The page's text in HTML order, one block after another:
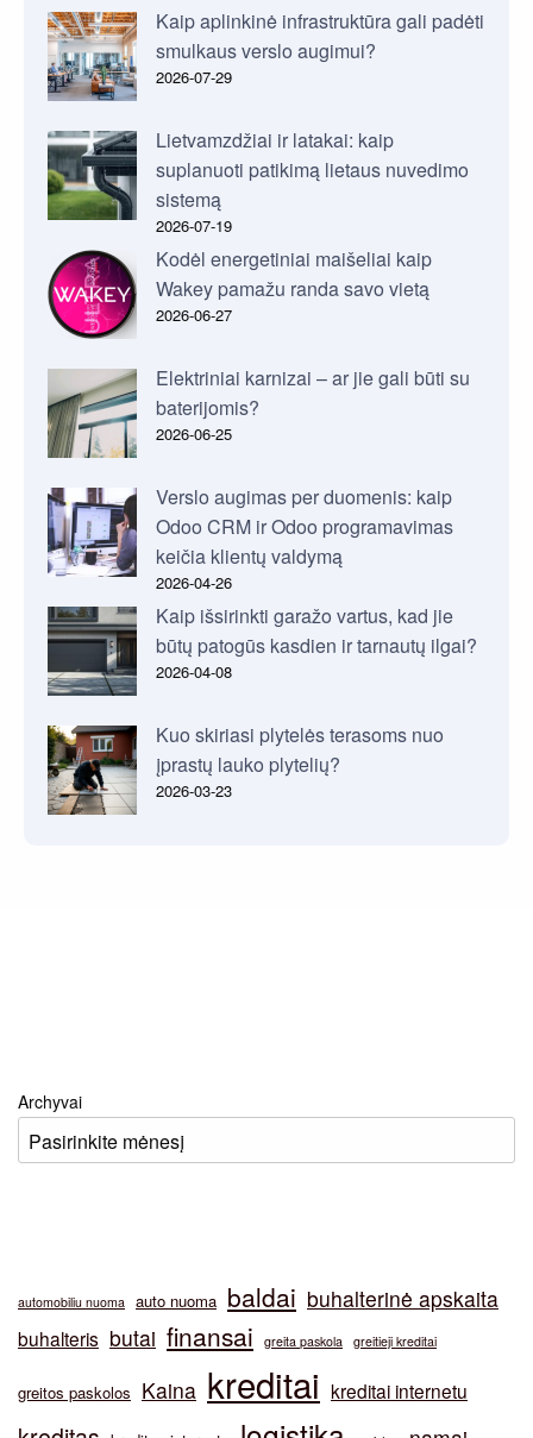
Kaip aplinkinė infrastruktūra gali padėti
smulkaus verslo augimui?
2026-07-29
Lietvamzdžiai ir latakai: kaip
suplanuoti patikimą lietaus nuvedimo
sistemą
2026-07-19
Kodėl energetiniai maišeliai kaip
Wakey pamažu randa savo vietą
2026-06-27
Elektriniai karnizai – ar jie gali būti su
baterijomis?
2026-06-25
Verslo augimas per duomenis: kaip
Odoo CRM ir Odoo programavimas
keičia klientų valdymą
2026-04-26
Kaip išsirinkti garažo vartus, kad jie
būtų patogūs kasdien ir tarnautų ilgai?
2026-04-08
Kuo skiriasi plytelės terasoms nuo
įprastų lauko plytelių?
2026-03-23
Archyvai
automobiliu nuoma auto nuoma baldai buhalterinė apskaita
buhalteris butai finansai greita paskola greitieji kreditai
greitos paskolos Kaina kreditai kreditai internetu